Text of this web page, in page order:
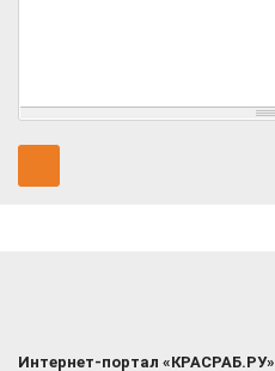
Интернет-портал «КРАСРАБ.РУ»